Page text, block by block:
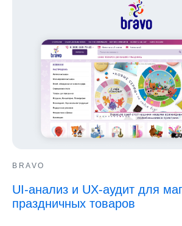
BRAVO
UI-анализ и UX-аудит для
праздничных товаров